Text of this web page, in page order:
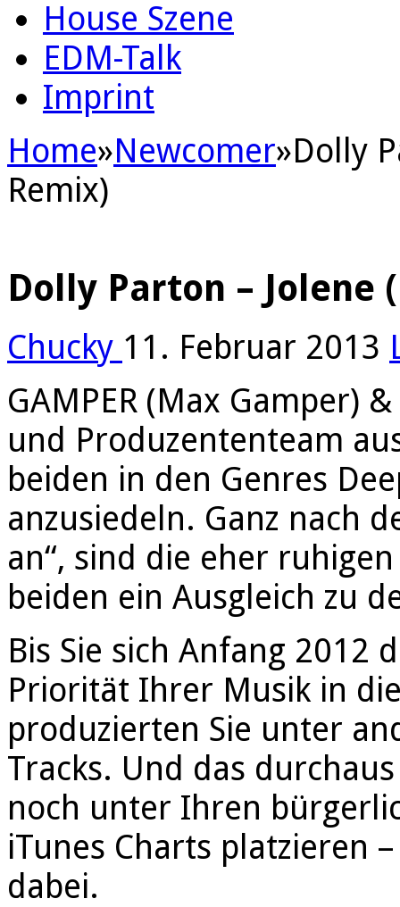
House Szene
EDM-Talk
Imprint
Home»Newcomer»Dolly
Remix)
Dolly Parton – Jolene
Chucky 11. Februar 2013
GAMPER (Max Gamper)
und Produzententeam
beiden in den Genres
anzusiedeln. Ganz nach
an“, sind die eher
beiden ein Ausgleich zu
Bis Sie sich Anfang 2012
Priorität Ihrer Musik in
produzierten Sie unter
Tracks. Und das
noch unter Ihren
iTunes Charts platzieren
dabei.